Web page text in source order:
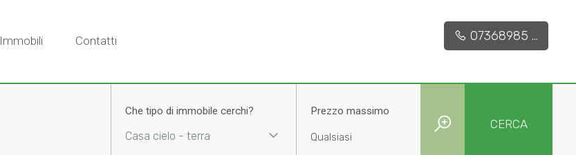
Immobili Contatti 07368985 ...
Che tipo di immobile cerchi?
Casa cielo - terra
Prezzo massimo
CERCA